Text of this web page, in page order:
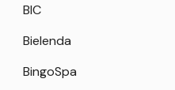
BIC
Bielenda
BingoSpa